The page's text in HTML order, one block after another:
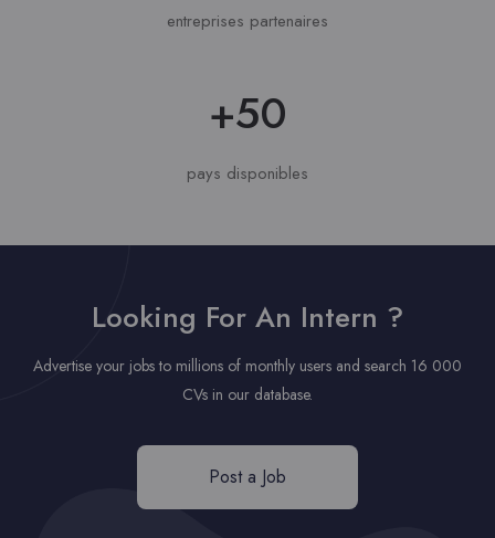
entreprises partenaires
+50
pays disponibles
Looking For An Intern ?
Advertise your jobs to millions of monthly users and search 16 000
CVs in our database.
Post a Job